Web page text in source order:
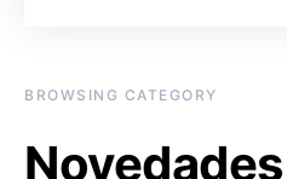
BROWSING CATEGORY
Novedades